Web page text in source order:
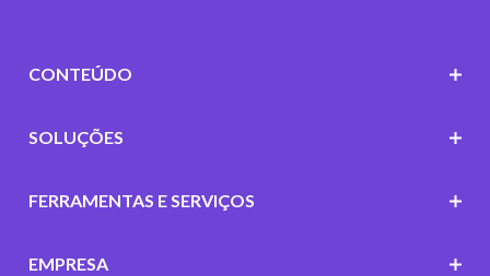
CONTEÚDO
SOLUÇÕES
FERRAMENTAS E SERVIÇOS
EMPRESA